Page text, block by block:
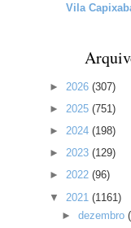
Vila
► 2026 (307)
► 2025 (751)
► 2024 (198)
► 2023 (129)
► 2022 (96)
▼ 2021 (1161)
►dezembro